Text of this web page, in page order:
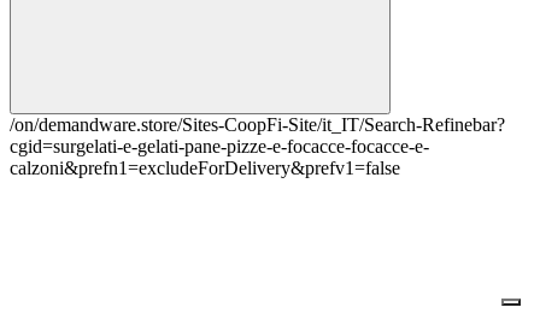
/on/demandware.store/Sites-CoopFi-Site/it_IT/Search-Refinebar?
cgid=surgelati-e-gelati-pane-pizze-e-focacce-focacce-e-
calzoni&prefn1=excludeForDelivery&prefv1=false